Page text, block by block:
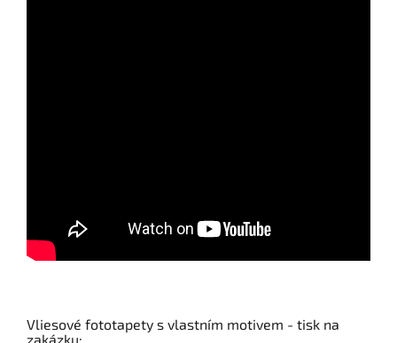
Vliesové fototapety s vlastním motivem - tisk na
zakázku: